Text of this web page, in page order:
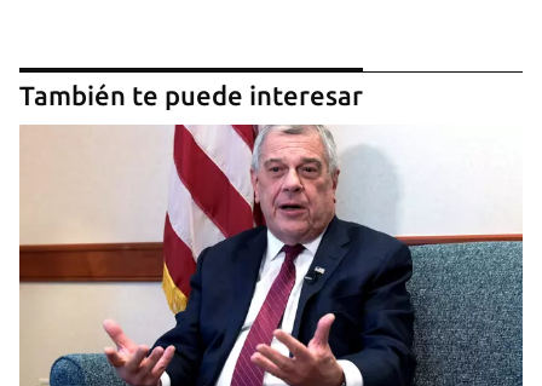
También te puede interesar